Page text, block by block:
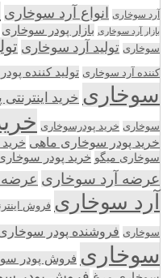
آرد سوخاری انواع آرد سوخاری
بازار آرد سوخاری بازار پودر سوخاری
سوخاری تولید آرد سوخاری
کننده آرد سوخاری تولید کننده
سوخاری خرید
سوخاری خرید پودرسوخاری
خرید پودر سوخاری ماهی
سوخاری میگو خرید پودر سوخاری
عرضه آرد سوخاری عرضه
آرد سوخاری فروش
سوخاری فروشنده پودر
سوخاری فروش پودر